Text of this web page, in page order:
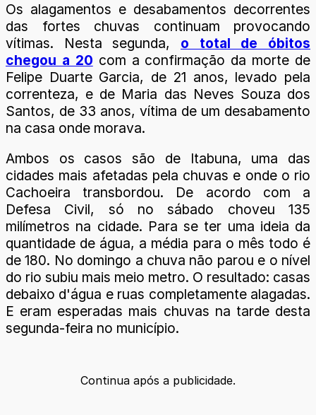
Os alagamentos e desabamentos decorrentes
das fortes chuvas continuam provocando
vítimas. Nesta segunda, o total de óbitos
chegou a 20 com a confirmação da morte de
Felipe Duarte Garcia, de 21 anos, levado pela
correnteza, e de Maria das Neves Souza dos
Santos, de 33 anos, vítima de um desabamento
na casa onde morava.
Ambos os casos são de Itabuna, uma das
cidades mais afetadas pela chuvas e onde o rio
Cachoeira transbordou. De acordo com a
Defesa Civil, só no sábado choveu 135
milímetros na cidade. Para se ter uma ideia da
quantidade de água, a média para o mês todo é
de 180. No domingo a chuva não parou e o nível
do rio subiu mais meio metro. O resultado: casas
debaixo d'água e ruas completamente alagadas.
E eram esperadas mais chuvas na tarde desta
segunda-feira no município.
Continua após a publicidade.